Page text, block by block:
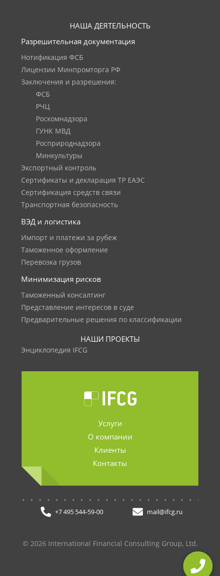
НАША ДЕЯТЕЛЬНОСТЬ
Разрешительная документация
Нотификация ФСБ
Лицензии Минпромторга РФ
Заключения и разрешения:
ФСБ
РЧЦ
Роскомнадзора
ГУНК МВД
Росприроднадзора
Минкультуры
Экспортный контроль
Сертификаты и декларация ТР ЕАЭС
Сертификация средств связи
Транспортная безопасность
ВЭД и логистика
Импорт и платежи за рубеж
Таможенное оформление
Перевозка грузов
Минимизация рисков
Таможенный консалтинг
Представление интересов в суде
Предварительные решения по классификации
НАШИ ПРОЕКТЫ
Энциклопедия IFCG
Услуги
О компании
Клиенты
Контакты
+7 495 544-59-00 mail@ifcg.ru
© 2026 International Financial Consulting Group, Ltd.